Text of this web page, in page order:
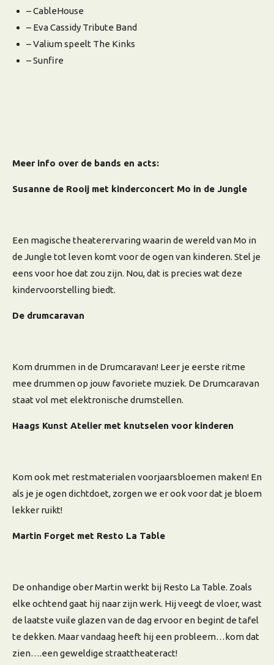
– CableHouse
– Eva Cassidy Tribute Band
– Valium speelt The Kinks
– Sunfire
Meer info over de bands en acts:
Susanne de Rooij met kinderconcert Mo in de Jungle
Een magische theaterervaring waarin de wereld van Mo in
de Jungle tot leven komt voor de ogen van kinderen. Stel je
eens voor hoe dat zou zijn. Nou, dat is precies wat deze
kindervoorstelling biedt.
De drumcaravan
Kom drummen in de Drumcaravan! Leer je eerste ritme
mee drummen op jouw favoriete muziek. De Drumcaravan
staat vol met elektronische drumstellen.
Haags Kunst Atelier met knutselen voor kinderen
Kom ook met restmaterialen voorjaarsbloemen maken! En
als je je ogen dichtdoet, zorgen we er ook voor dat je bloem
lekker ruikt!
Martin Forget met Resto La Table
De onhandige ober Martin werkt bij Resto La Table. Zoals
elke ochtend gaat hij naar zijn werk. Hij veegt de vloer, wast
de laatste vuile glazen van de dag ervoor en begint de tafel
te dekken. Maar vandaag heeft hij een probleem…kom dat
zien….een geweldige straattheateract!